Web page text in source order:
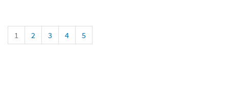
1 2 3 4 5